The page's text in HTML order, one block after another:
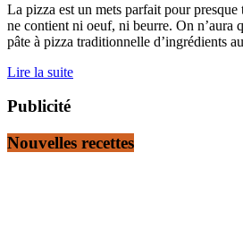
La pizza est un mets parfait pour presque
ne contient ni oeuf, ni beurre. On n’aura
pâte à pizza traditionnelle d’ingrédients
Lire la suite
Publicité
Nouvelles recettes